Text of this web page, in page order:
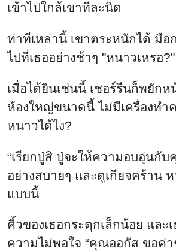
เข้าไปใกล้เขาทีละนิด
ท่าทีเหล่านี้ เขาตระหนักได้ มือ
ไปที่เธออย่างช้าๆ "หนาวเหรอ?"
เมื่อได้ยินเช่นนี้ เชอร์รีนก็พยัก
ห้องใหญ่ขนาดนี้ ไม่มีเครื่องทำ
หนาวได้ไง?
“เรียกปู่สิ ปู่จะให้ความอบอุ่นกั
อย่างสบายๆ และดูเกียจคร้าน
แบบนี้
คิ้วของเธอกระตุกเล็กน้อย และ
ความไม่พอใจ “คุณออกัส ขอค่า